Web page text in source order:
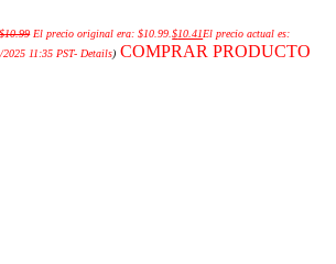
$10.99 El precio original era: $10.99.$10.41El precio actual es:
11:35 PST- Details) COMPRAR PRODUCTO